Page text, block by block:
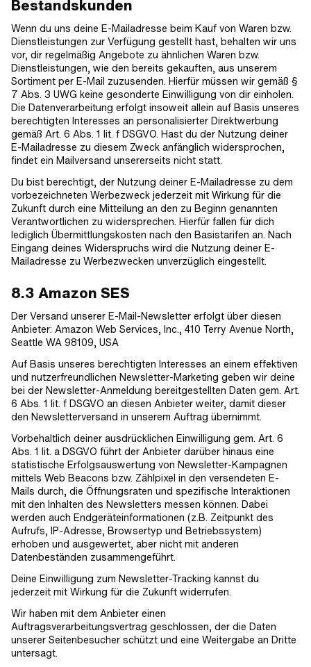
Bestandskunden
Wenn du uns deine E-Mailadresse beim Kauf von Waren bzw.
Dienstleistungen zur Verfügung gestellt hast, behalten wir uns
vor, dir regelmäßig Angebote zu ähnlichen Waren bzw.
Dienstleistungen, wie den bereits gekauften, aus unserem
Sortiment per E-Mail zuzusenden. Hierfür müssen wir gemäß §
7 Abs. 3 UWG keine gesonderte Einwilligung von dir einholen.
Die Datenverarbeitung erfolgt insoweit allein auf Basis unseres
berechtigten Interesses an personalisierter Direktwerbung
gemäß Art. 6 Abs. 1 lit. f DSGVO. Hast du der Nutzung deiner
E-Mailadresse zu diesem Zweck anfänglich widersprochen,
findet ein Mailversand unsererseits nicht statt.
Du bist berechtigt, der Nutzung deiner E-Mailadresse zu dem
vorbezeichneten Werbezweck jederzeit mit Wirkung für die
Zukunft durch eine Mitteilung an den zu Beginn genannten
Verantwortlichen zu widersprechen. Hierfür fallen für dich
lediglich Übermittlungskosten nach den Basistarifen an. Nach
Eingang deines Widerspruchs wird die Nutzung deiner E-
Mailadresse zu Werbezwecken unverzüglich eingestellt.
8.3 Amazon SES
Der Versand unserer E-Mail-Newsletter erfolgt über diesen
Anbieter: Amazon Web Services, Inc., 410 Terry Avenue North,
Seattle WA 98109, USA
Auf Basis unseres berechtigten Interesses an einem effektiven
und nutzerfreundlichen Newsletter-Marketing geben wir deine
bei der Newsletter-Anmeldung bereitgestellten Daten gem. Art.
6 Abs. 1 lit. f DSGVO an diesen Anbieter weiter, damit dieser
den Newsletterversand in unserem Auftrag übernimmt.
Vorbehaltlich deiner ausdrücklichen Einwilligung gem. Art. 6
Abs. 1 lit. a DSGVO führt der Anbieter darüber hinaus eine
statistische Erfolgsauswertung von Newsletter-Kampagnen
mittels Web Beacons bzw. Zählpixel in den versendeten E-
Mails durch, die Öffnungsraten und spezifische Interaktionen
mit den Inhalten des Newsletters messen können. Dabei
werden auch Endgeräteinformationen (z.B. Zeitpunkt des
Aufrufs, IP-Adresse, Browsertyp und Betriebssystem)
erhoben und ausgewertet, aber nicht mit anderen
Datenbeständen zusammengeführt.
Deine Einwilligung zum Newsletter-Tracking kannst du
jederzeit mit Wirkung für die Zukunft widerrufen.
Wir haben mit dem Anbieter einen
Auftragsverarbeitungsvertrag geschlossen, der die Daten
unserer Seitenbesucher schützt und eine Weitergabe an Dritte
untersagt.